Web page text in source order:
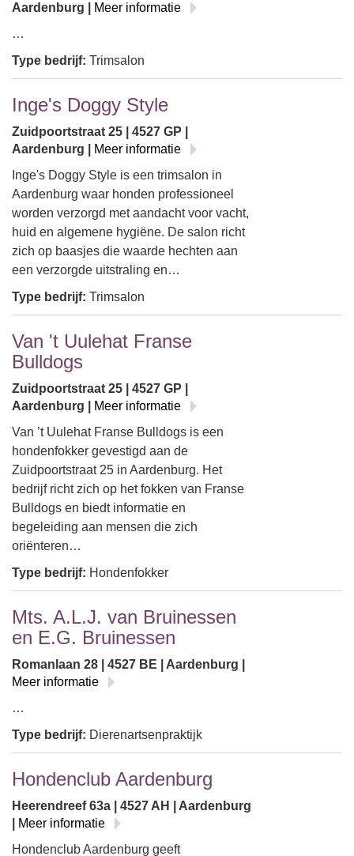
Aardenburg |
Meer informatie
…
Type bedrijf: Trimsalon
Inge's Doggy Style
Zuidpoortstraat 25 | 4527 GP |
Aardenburg |
Meer informatie
Inge's Doggy Style is een trimsalon in
Aardenburg waar honden professioneel
worden verzorgd met aandacht voor vacht,
huid en algemene hygiëne. De salon richt
zich op baasjes die waarde hechten aan
een verzorgde uitstraling en…
Type bedrijf: Trimsalon
Van 't Uulehat Franse
Bulldogs
Zuidpoortstraat 25 | 4527 GP |
Aardenburg |
Meer informatie
Van ’t Uulehat Franse Bulldogs is een
hondenfokker gevestigd aan de
Zuidpoortstraat 25 in Aardenburg. Het
bedrijf richt zich op het fokken van Franse
Bulldogs en biedt informatie en
begeleiding aan mensen die zich
oriënteren…
Type bedrijf: Hondenfokker
Mts. A.L.J. van Bruinessen
en E.G. Bruinessen
Romanlaan 28 | 4527 BE | Aardenburg |
Meer informatie
…
Type bedrijf: Dierenartsenpraktijk
Hondenclub Aardenburg
Heerendreef 63a | 4527 AH | Aardenburg
Meer informatie
Hondenclub Aardenburg geeft